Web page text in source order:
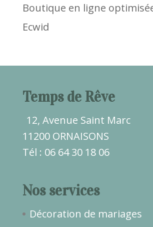
Boutique en ligne
Ecwid
Temps de Rêve
12, Avenue Saint Marc
11200 ORNAISONS
Tél : 06 64 30 18 06
Nos services
Décoration de mariages